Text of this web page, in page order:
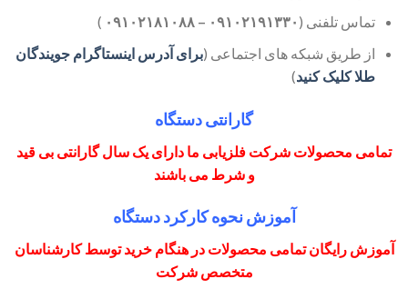
تماس تلفنی ( ۰۹۱۰۲۱۹۱۳۳۰ – ۰۹۱۰۲۱۸۱۰۸۸
)
از طریق شبکه های اجتماعی (برای آدرس اینستاگرام جویندگان
طلا کلیک کنید)
گارانتی دستگاه
تمامی محصولات شرکت فلزیابی ما دارای یک سال گارانتی بی قید
و شرط می باشند
آموزش نحوه کارکرد دستگاه
آموزش رایگان تمامی محصولات در هنگام خرید توسط کارشناسان
متخصص شرکت